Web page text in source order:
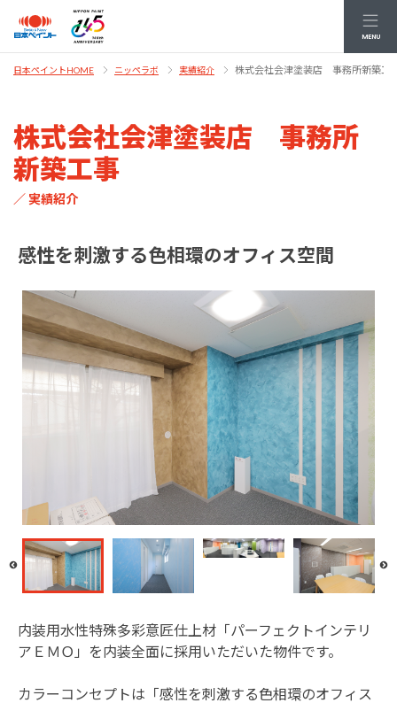
MENU
日本ペイントHOME ニッペラボ 実績紹介 株式会社会津塗装店 事務所新築工
株式会社会津塗装店 事務所
新築工事
／ 実績紹介
感性を刺激する色相環のオフィス空間
内装用水性特殊多彩意匠仕上材「パーフェクトインテリ
アＥＭＯ」を内装全面に採用いただいた物件です。
カラーコンセプトは「感性を刺激する色相環のオフィス